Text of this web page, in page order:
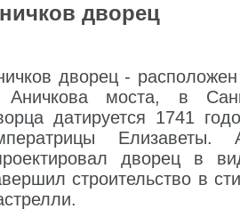
дворец
дворец -
моста, в
датируется 1741
Елизаветы.
дворец в
строительство в